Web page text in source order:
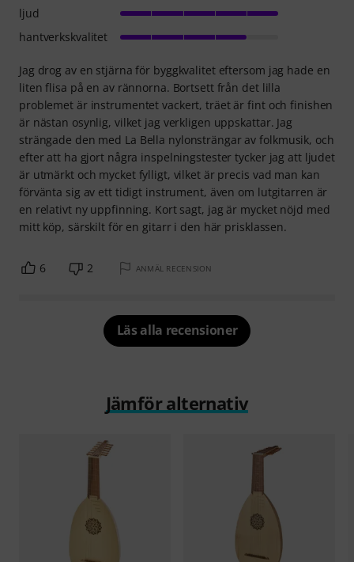
Jag drog av en stjärna för byggkvalitet eftersom jag hade en
liten flisa på en av rännorna. Bortsett från det lilla
problemet är instrumentet vackert, träet är fint och finishen
är nästan osynlig, vilket jag verkligen uppskattar. Jag
strängade den med La Bella nylonsträngar av folkmusik, och
efter att ha gjort några inspelningstester tycker jag att ljudet
är utmärkt och mycket fylligt, vilket är precis vad man kan
förvänta sig av ett tidigt instrument, även om lutgitarren är
en relativt ny uppfinning. Kort sagt, jag är mycket nöjd med
mitt köp, särskilt för en gitarr i den här prisklassen.
ljud
hantverkskvalitet
6 2 ANMÄL RECENSION
Läs alla recensioner
Jämför alternativ